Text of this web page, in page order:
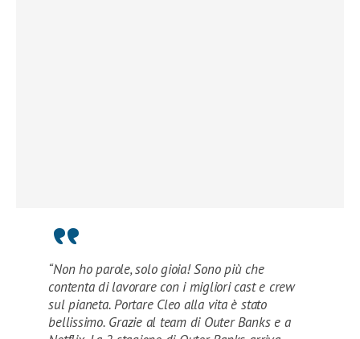
“Non ho parole, solo gioia! Sono più che
contenta di lavorare con i migliori cast e crew
sul pianeta. Portare Cleo alla vita è stato
bellissimo. Grazie al team di Outer Banks e a